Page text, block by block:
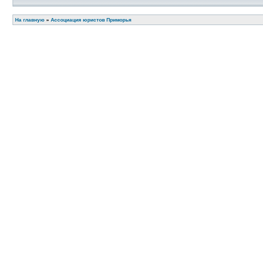
На главную » Ассоциация юристов Приморья